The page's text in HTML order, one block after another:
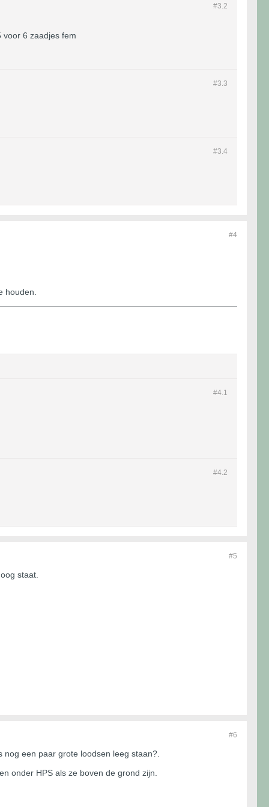
#3. 2
voor 6 zaadjes fem
#3. 3
#3. 4
#4
houden.
#4. 1
#4. 2
#5
staat.
#6
een paar grote loodsen leeg staan?.
onder HPS als ze boven de grond zijn.